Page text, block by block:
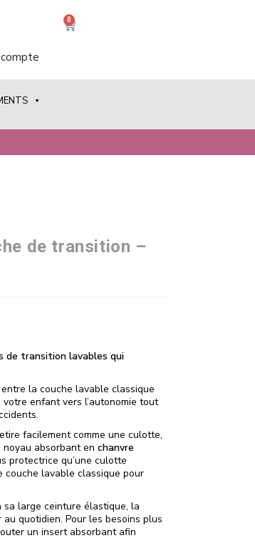
0
de transition –
de transition lavables qui
la couche lavable classique
enfant vers l’autonomie tout
facilement comme une culotte,
absorbant en chanvre
protectrice qu’une culotte
couche lavable classique pour
large ceinture élastique, la
quotidien. Pour les besoins plus
un insert absorbant afin